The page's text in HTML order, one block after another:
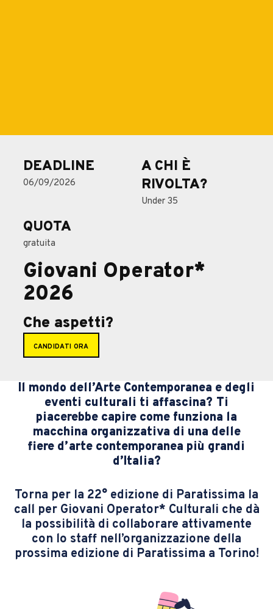
DEADLINE
06/09/2026
A CHI È
RIVOLTA?
Under 35
QUOTA
gratuita
Giovani Operator*
2026
Che aspetti?
CANDIDATI ORA
Il mondo dell’Arte Contemporanea e degli
eventi culturali ti affascina? Ti
piacerebbe capire come funziona la
macchina organizzativa di una delle
fiere d’arte contemporanea più grandi
d’Italia?
Torna per la 22° edizione di Paratissima la
call per Giovani Operator* Culturali che dà
la possibilità di collaborare attivamente
con lo staff nell’organizzazione della
prossima edizione di Paratissima a Torino!